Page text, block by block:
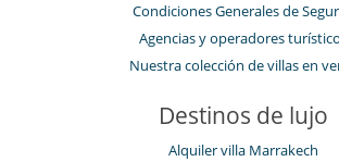
Condiciones Generales de
Agencias y operadores
Nuestra colección de villas en
Destinos de lujo
Alquiler villa Marrakech